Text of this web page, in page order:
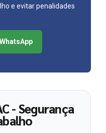
e evitar penalidades
- Segurança